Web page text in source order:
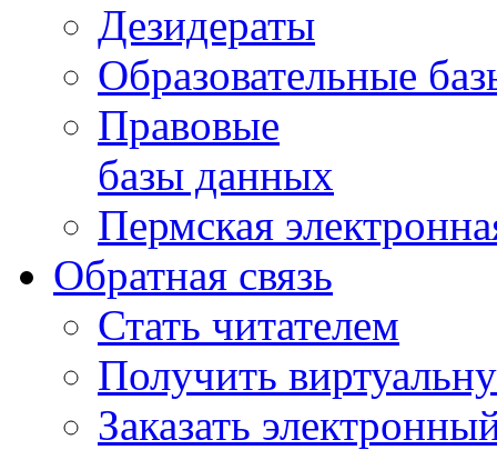
Дезидераты
Образовательные
Правовые
базы данных
Пермская
Обратная связь
Стать читателем
Получить
Заказать